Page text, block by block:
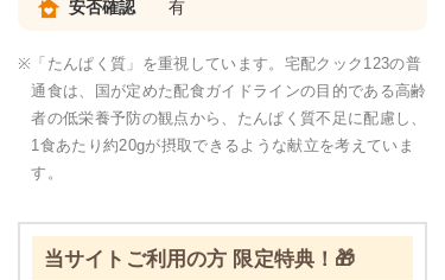
安否確認 有
※ 「たんぱく質」を重視しています。宅配クック123の普
通食は、国が定めた配食ガイドラインの目的である高齢
者の低栄養予防の観点から、たんぱく質不足に配慮し、
1食あたり約20gが摂取できるような献立を考えていま
す。
当サイトご利用の方 限定特典！🎁